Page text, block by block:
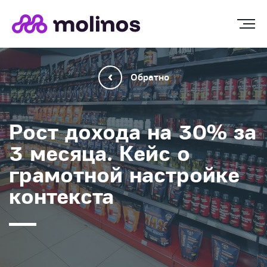
Обратно
Рост дохода на 30% за
3 месяца. Кейс о
грамотной настройке
контекста